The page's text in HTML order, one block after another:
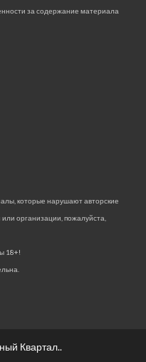
за содержание материала
которые нарушают авторские
организации, пожалуйста,
18+!
Квартал..